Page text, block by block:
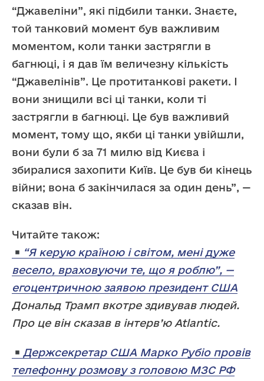
“Джавеліни”, які підбили танки. Знаєте,
той танковий момент був важливим
моментом, коли танки застрягли в
багнюці, і я дав їм величезну кількість
“Джавелінів”. Це протитанкові ракети. І
вони знищили всі ці танки, коли ті
застрягли в багнюці. Це був важливий
момент, тому що, якби ці танки увійшли,
вони були б за 71 милю від Києва і
збиралися захопити Київ. Це був би кінець
війни; вона б закінчилася за один день”, —
сказав він.
Читайте також:
“Я керую країною і світом, мені дуже
весело, враховуючи те, що я роблю”, —
егоцентричною заявою президент США
Дональд Трамп вкотре здивував людей.
Про це він сказав в інтерв’ю Atlantic.
Держсекретар США Марко Рубіо провів
телефонну розмову з головою МЗС РФ